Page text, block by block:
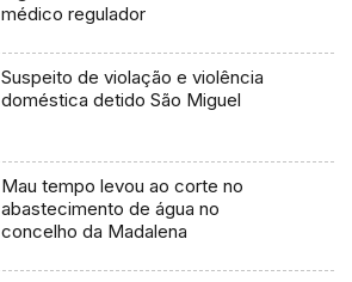
médico regulador
Suspeito de violação e violência
doméstica detido São Miguel
Mau tempo levou ao corte no
abastecimento de água no
concelho da Madalena